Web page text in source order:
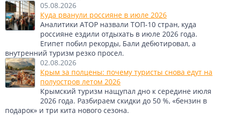
05.08.2026
Куда рванули россияне в июле 2026
Аналитики АТОР назвали ТОП-10 стран, куда
россияне ездили отдыхать в июле 2026 года.
Египет побил рекорды, Бали дебютировал, а
внутренний туризм резко просел.
02.08.2026
Крым за полцены: почему туристы снова едут на
полуостров летом 2026
Крымский туризм нащупал дно к середине июля
2026 года. Разбираем скидки до 50 %, «бензин в
подарок» и три кита нового сезона.